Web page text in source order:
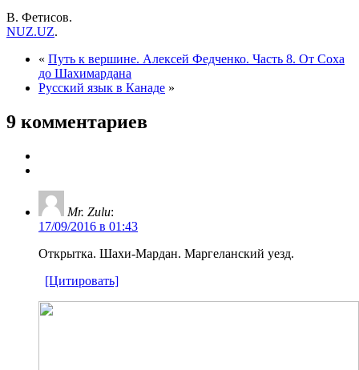
В. Фетисов.
NUZ.UZ.
« Путь к вершине. Алексей Федченко. Часть 8. От Соха
до Шахимардана
Русский язык в Канаде »
9 комментариев
Mr. Zulu:
17/09/2016 в 01:43
Открытка. Шахи-Мардан. Маргеланский уезд.
[Цитировать]